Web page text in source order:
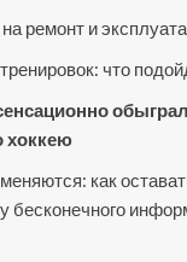
ремонт и
что
хоккею
как